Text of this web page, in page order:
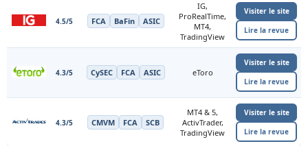
4.5/5 FCA BaFin ASIC
IG,
ProRealTime,
MT4,
TradingView
Visiter le site
Lire la revue
4.3/5 CySEC FCA ASIC eToro
Visiter le site
Lire la revue
4.3/5 CMVM FCA SCB
MT4 & 5,
ActivTrader,
TradingView
Visiter le site
Lire la revue